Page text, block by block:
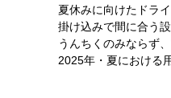
夏休みに向けたドラ
掛け込みで間に合う
うんちくのみならず
2025年・夏における